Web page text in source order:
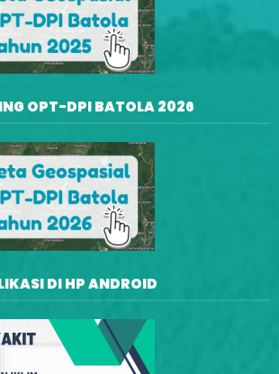
OPT-DPI BATOLA 2026
DI HP ANDROID